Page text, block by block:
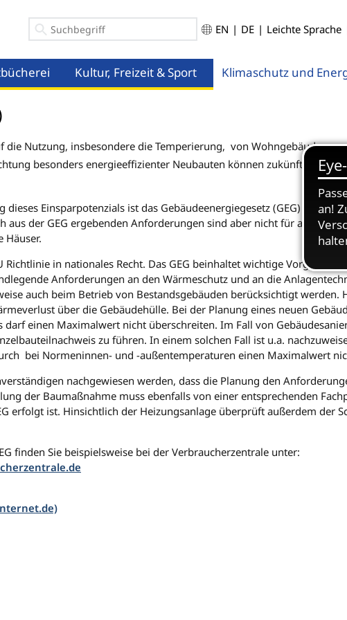
EN | DE | Leichte Sprache
Kultur, Freizeit & Sport
Klimaschutz und
die Nutzung, insbesondere die Temperierung, von Wohngebäuden
besonders energieeffizienter Neubauten können zukünftig die
Einsparpotenzials ist das Gebäudeenergiegesetz (GEG) das für
aus der GEG ergebenden Anforderungen sind aber nicht für alle
Häuser.
in nationales Recht. Das GEG beinhaltet wichtige Vorgaben
Anforderungen an den Wärmeschutz und an die
auch beim Betrieb von Bestandsgebäuden berücksichtigt werden.
über die Gebäudehülle. Bei der Planung eines neuen
einen Maximalwert nicht überschreiten. Im Fall von
zu führen. In einem solchen Fall ist u.a.
bei Normeninnen- und -außentemperaturen einen Maximalwert
nachgewiesen werden, dass die Planung den
der Baumaßnahme muss ebenfalls von einer entsprechenden
erfolgt ist. Hinsichtlich der Heizungsanlage überprüft außerdem der
finden Sie beispielsweise bei der Verbraucherzentrale unter: